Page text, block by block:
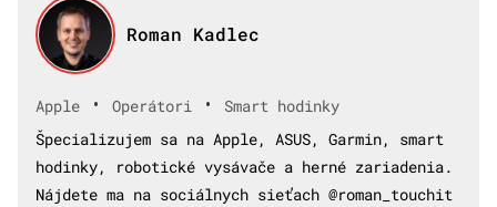
Roman Kadlec
Apple • Operátori •
Smart hodinky
Špecializujem sa na Apple, ASUS, Garmin, smart
hodinky, robotické vysávače a herné zariadenia.
Nájdete ma na sociálnych sieťach @roman_touchit